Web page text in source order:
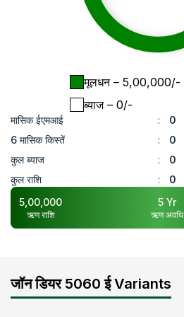
मूलधन– ₹ 5,00,000/-
ब्याज– ₹ 0/-
मासिक ईएमआई :
0
6 मासिक किस्तें
:
0
कुल ब्याज
:
0
कुल राशि
:
0
5,00,000
ऋण राशि
5 Yr
ऋण अवधि
जॉन डियर 5060 ई Variants